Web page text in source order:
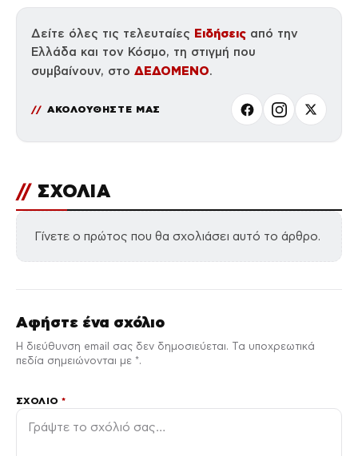
Δείτε όλες τις τελευταίες Ειδήσεις από την
Ελλάδα και τον Κόσμο, τη στιγμή που
συμβαίνουν, στο ΔΕΔΟΜΕΝΟ.
ΑΚΟΛΟΥΘΗΣΤΕ ΜΑΣ
// ΣΧΟΛΙΑ
Γίνετε ο πρώτος που θα σχολιάσει αυτό το άρθρο.
Αφήστε ένα σχόλιο
Η διεύθυνση email σας δεν δημοσιεύεται. Τα υποχρεωτικά
πεδία σημειώνονται με *.
ΣΧΌΛΙΟ*